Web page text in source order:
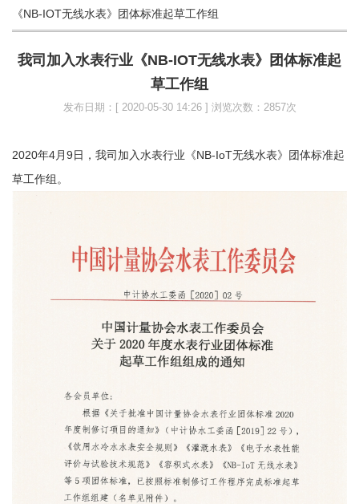
《NB-IOT无线水表》团体标准起草工作组
我司加入水表行业《NB-IOT无线水表》团体标准起
草工作组
发布日期：[ 2020-05-30 14:26 ] 浏览次数：2857次
2020年4月9日，我司加入水表行业《NB-IoT无线水表》团体标准起
草工作组。